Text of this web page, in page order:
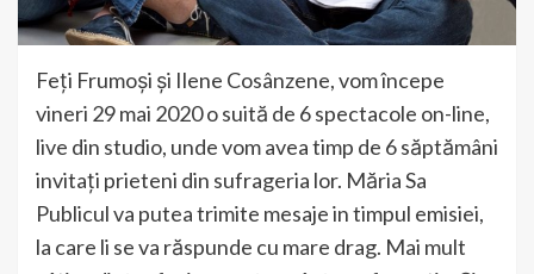
Feți Frumoși și Ilene Cosânzene, vom începe
vineri 29 mai 2020 o suită de 6 spectacole on-line,
live din studio, unde vom avea timp de 6 săptămâni
invitați prieteni din sufrageria lor. Măria Sa
Publicul va putea trimite mesaje in timpul emisiei,
la care li se va răspunde cu mare drag. Mai mult